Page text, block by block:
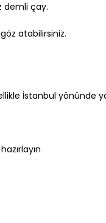
demli çay.
göz atabilirsiniz.
İstanbul yönünde